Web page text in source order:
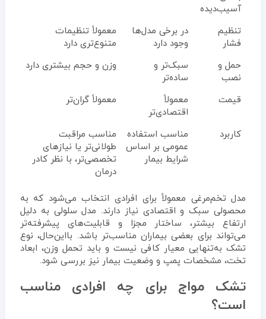
آسیب‌دیده
تنظیم
فشار
در برخی مدل‌ها
وجود دارد
معمولاً تنظیمات
متنوع‌تری دارد
حمل و
نصب
سبک‌تر و
ساده‌تر
وزن و حجم بیشتری دارد
قیمت
معمولاً
اقتصادی‌تر
معمولاً گران‌تر
کاربرد
مناسب استفاده
عمومی بر اساس
شرایط بیمار
مناسب مراقبت
طولانی‌تر یا نیازهای
تخصصی‌تر، با نظر کادر
درمان
مدل تخم‌مرغی معمولاً برای افرادی انتخاب می‌شود که به
محصولی سبک و اقتصادی نیاز دارند. مدل سلولی به دلیل
ارتفاع بیشتر، ساختار مجزا و قابلیت‌های پیشرفته‌تر
می‌تواند برای بعضی بیماران مناسب‌تر باشد. بااین‌حال، نوع
تشک به‌تنهایی معیار کافی نیست و باید تحمل وزن، ابعاد
تخت، مشخصات پمپ و وضعیت بیمار نیز بررسی شود.
تشک مواج برای چه افرادی مناسب
است؟